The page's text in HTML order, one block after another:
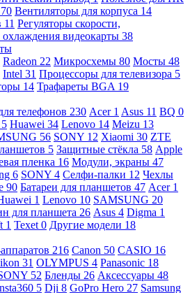
70 Вентиляторы для корпуса 14
11 Регуляторы скорости,
видеокарты 38
Radeon 22 Микросхемы 80 Мосты 48
Intel 31 Процессоры для телевизора 5
14 Трафареты BGA 19
телефонов 230 Acer 1 Asus 11 BQ 0
5 Huawei 34 Lenovo 14 Meizu 13
56 SONY 12 Xiaomi 30 ZTE
5 Защитные стёкла 58 Apple
пленка 16 Модули, экраны 47
6 SONY 4 Селфи-палки 12 Чехлы
90 Батареи для планшетов 47 Acer 1
1 Lenovo 10 SAMSUNG 20
для планшета 26 Asus 4 Digma 1
1 Texet 0 Другие модели 18
216 Canon 50 CASIO 16
31 OLYMPUS 4 Panasonic 18
52 Бленды 26 Аксессуары 48
5 Dji 8 GoPro Hero 27 Samsung